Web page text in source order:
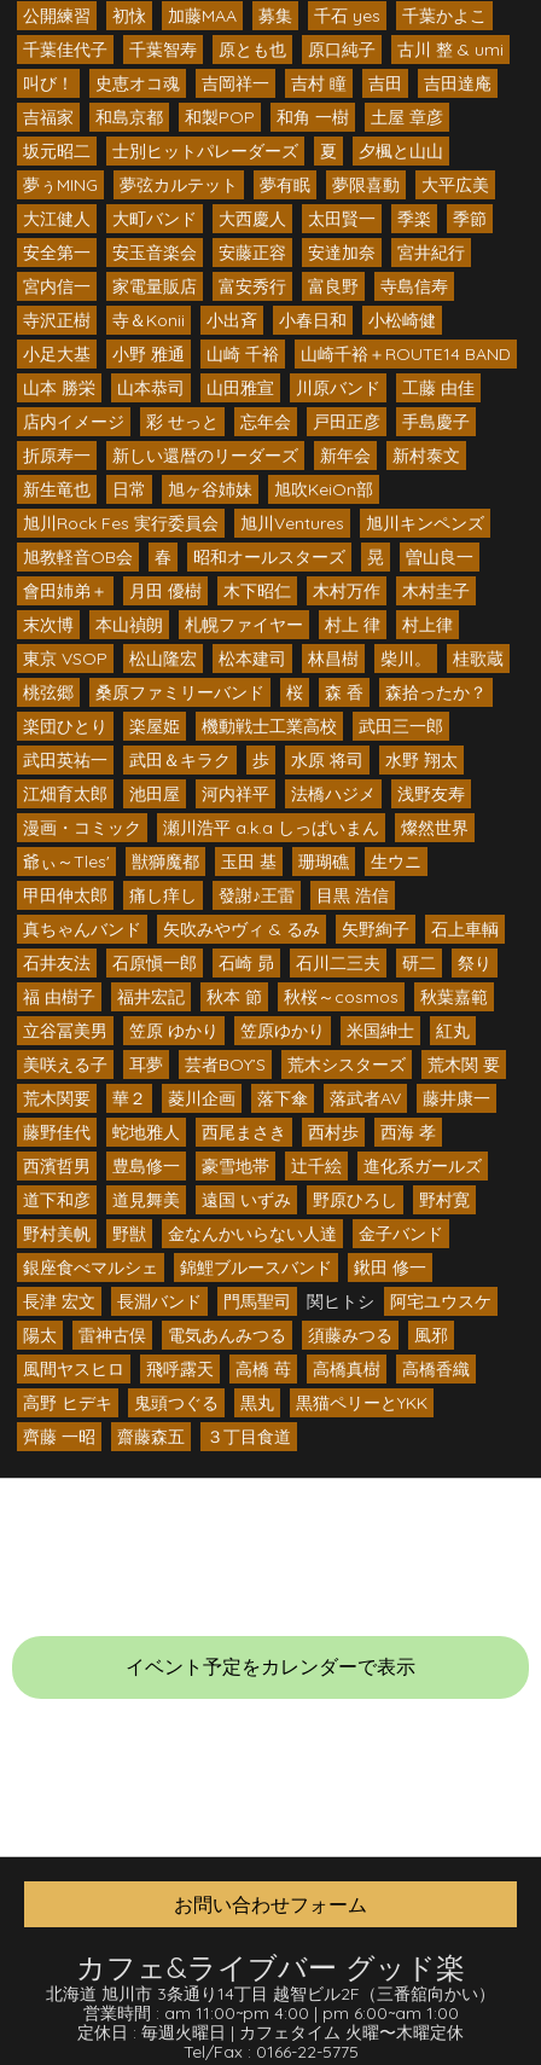
公開練習
初怺 加藤MAA 募集 千石 yes
千葉かよこ
千葉佳代子
千葉智寿 原とも也 原口純子
古川 整 & umi
叫び！
史恵オコ魂 吉岡祥一 吉村 瞳 吉田
吉田達庵
吉福家
和島京都 和製POP 和角 一樹
土屋 章彦
坂元昭二
士別ヒットパレーダーズ 夏
夕楓と山山
夢ぅMING
夢弦カルテット 夢有眠 夢限喜動
大平広美
大江健人
大町バンド 大西慶人 太田賢一 季楽
季節
安全第一
安玉音楽会 安藤正容 安達加奈
宮井紀行
宮内信一
家電量販店 富安秀行 富良野
寺島信寿
寺沢正樹
寺＆Konii 小出斉 小春日和
小松崎健
小足大基
小野 雅通 山崎 千裕
山崎千裕＋ROUTE14 BAND
山本 勝栄
山本恭司 山田雅宣 川原バンド
工藤 由佳
店内イメージ
彩 せっと 忘年会 戸田正彦
手島慶子
折原寿一
新しい還暦のリーダーズ 新年会
新村泰文
新生竜也
日常 旭ヶ谷姉妹
旭吹KeiOn部
旭川Rock Fes 実行委員会
旭川Ventures
旭川キンペンズ
旭教軽音OB会
春 昭和オールスターズ 晃
曽山良一
會田姉弟＋
月田 優樹 木下昭仁 木村万作
木村圭子
末次博
本山禎朗 札幌ファイヤー 村上 律
村上律
東京 VSOP
松山隆宏 松本建司 林昌樹 柴川。
桂歌蔵
桃弦郷
桑原ファミリーバンド 桜 森 香
森拾ったか？
楽団ひとり
楽屋姫 機動戦士工業高校
武田三一郎
武田英祐一
武田＆キラク 歩 水原 将司
水野 翔太
江畑育太郎
池田屋 河内祥平 法橋ハジメ
浅野友寿
漫画・コミック
瀬川浩平 a.k.a しっぱいまん
燦然世界
爺ぃ～Tles'
獣獅魔都 玉田 基 珊瑚礁
生ウニ
甲田伸太郎
痛し痒し 發謝♪王雷
目黒 浩信
真ちゃんバンド
矢吹みやヴィ & るみ 矢野絢子
石上車輌
石井友法
石原愼一郎 石崎 昴 石川二三夫 研二
祭り
福 由樹子
福井宏記 秋本 節 秋桜～cosmos
秋葉嘉範
立谷冨美男
笠原 ゆかり 笠原ゆかり 米国紳士
紅丸
美咲える子
耳夢 芸者BOY’S 荒木シスターズ
荒木関 要
荒木関要
華２ 菱川企画 落下傘 落武者AV
藤井康一
藤野佳代
蛇地雅人 西尾まさき 西村歩
西海 孝
西濱哲男
豊島修一 豪雪地帯 辻千絵
進化系ガールズ
道下和彦
道見舞美 遠国 いずみ 野原ひろし
野村寛
野村美帆
野獣 金なんかいらない人達
金子バンド
銀座食べマルシェ
錦鯉ブルースバンド
鍬田 修一
長津 宏文
長淵バンド 門馬聖司 関ヒトシ
阿宅ユウスケ
陽太
雷神古俣 電気あんみつる 須藤みつる
風邪
風間ヤスヒロ
飛呼露天 高橋 苺 高橋真樹
高橋香織
高野 ヒデキ
鬼頭つぐる 黒丸
黒猫ペリーとYKK
齊藤 一昭
齋藤森五 ３丁目食道
イベント予定をカレンダーで表示
お問い合わせフォーム
カフェ&ライブバー グッド楽
北海道 旭川市 3条通り14丁目 越智ビル2F （三番舘向かい）
営業時間 : am 11:00~pm 4:00 | pm 6:00~am 1:00
定休日 : 毎週火曜日 | カフェタイム 火曜〜木曜定休
Tel/Fax : 0166-22-5775